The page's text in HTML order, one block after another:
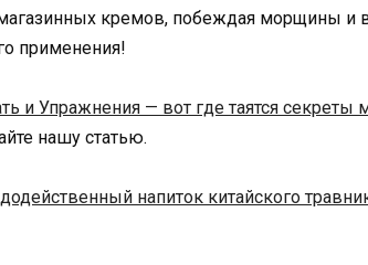
кремов, побеждая морщины и
применения!
и Упражнения — вот где таятся секреты
нашу статью.
напиток китайского